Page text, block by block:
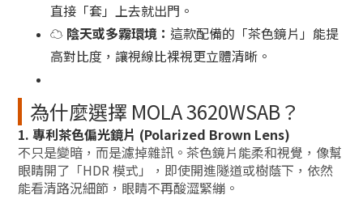
直接「套」上去就出門。
☁️ 陰天或多霧環境： 這款配備的「茶色鏡片」能提
高對比度，讓視線比裸視更立體清晰。
為什麼選擇 MOLA 3620WSAB？
1. 專利茶色偏光鏡片 (Polarized Brown Lens)
不只是變暗，而是濾掉雜訊。茶色鏡片能柔和視覺，像幫
眼睛開了「HDR 模式」，即使開進隧道或樹蔭下，依然
能看清路況細節，眼睛不再酸澀緊繃。